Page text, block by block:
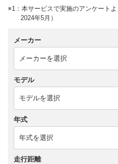
※1：本サービスで実施のアンケート
2024年5月）
メーカー
モデル
年式
走行距離